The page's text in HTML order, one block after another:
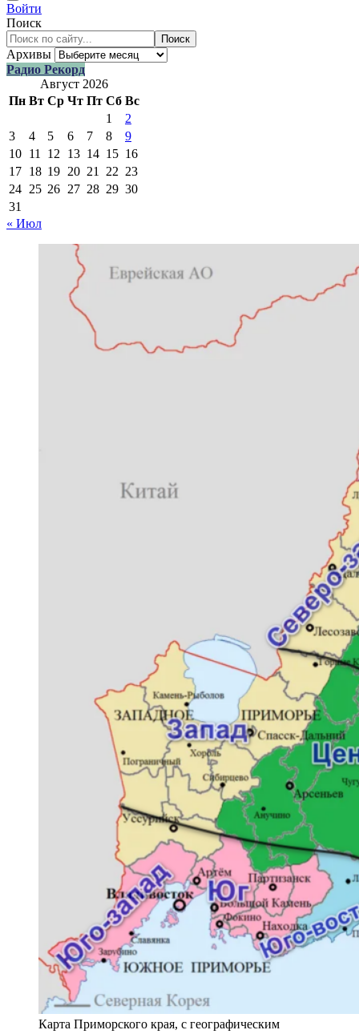
Войти
Поиск
Поиск
Архивы
Радио Рекорд
Август 2026
Пн Вт Ср Чт Пт Сб Вс
1
2
3
4 5 6 7 8
9
10 11 12 13 14 15 16
17 18 19 20 21 22 23
24 25 26 27 28 29 30
31
« Июл
Карта Приморского края, с географическим